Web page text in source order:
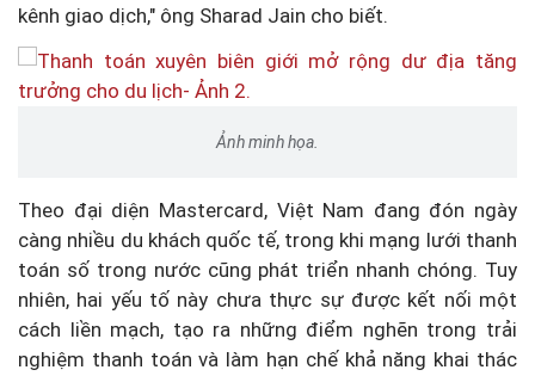
kênh giao dịch," ông Sharad Jain cho biết.
Ảnh minh họa.
Theo đại diện Mastercard, Việt Nam đang đón ngày
càng nhiều du khách quốc tế, trong khi mạng lưới thanh
toán số trong nước cũng phát triển nhanh chóng. Tuy
nhiên, hai yếu tố này chưa thực sự được kết nối một
cách liền mạch, tạo ra những điểm nghẽn trong trải
nghiệm thanh toán và làm hạn chế khả năng khai thác